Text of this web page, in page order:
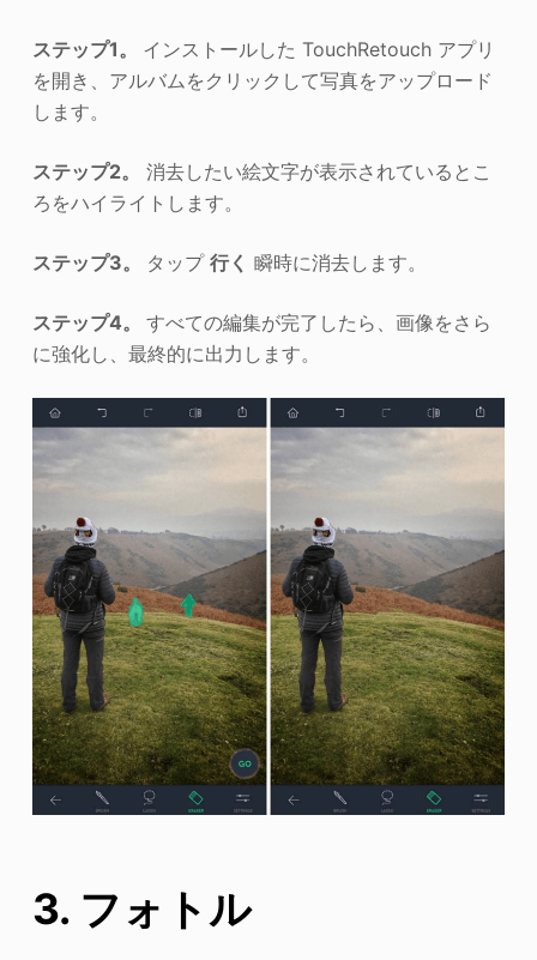
ステップ1。 インストールした TouchRetouch アプリ
を開き、アルバムをクリックして写真をアップロード
します。
ステップ2。
消去したい絵文字が表示されているとこ
ろをハイライトします。
ステップ3。 タップ 行く 瞬時に消去します。
ステップ4。 すべての編集が完了したら、画像をさら
に強化し、最終的に出力します。
3. フォトル